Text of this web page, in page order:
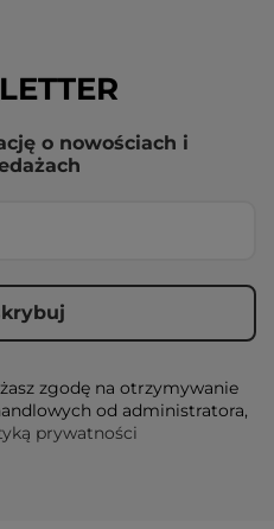
o nowościach i
zgodę na otrzymywanie
od administratora,
prywatności